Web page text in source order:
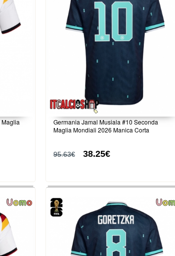
Germania Jamal Musiala #10 Seconda
Maglia Mondiali 2026 Manica Corta
95.63€ 38.25€